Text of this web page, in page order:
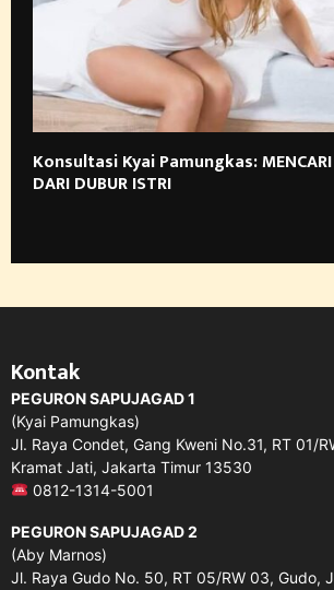
Konsultasi Kyai Pamungkas: MENCARI
DARI DUBUR ISTRI
Kontak
PEGURON SAPUJAGAD 1
(Kyai Pamungkas)
Jl. Raya Condet, Gang Kweni No.31, RT 01/
Kramat Jati, Jakarta Timur 13530
0812-1314-5001
PEGURON SAPUJAGAD 2
(Aby Marnos)
Jl. Raya Gudo No. 50, RT 05/RW 03, Gudo,